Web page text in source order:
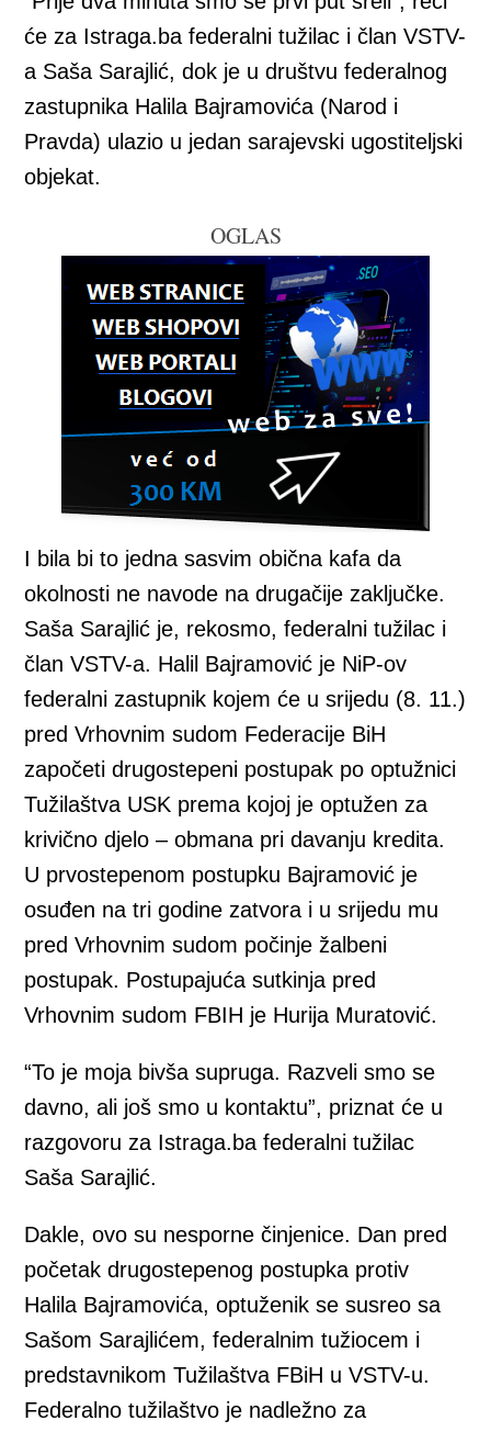
će za Istraga.ba federalni tužilac i član VSTV-
a Saša Sarajlić, dok je u društvu federalnog
zastupnika Halila Bajramovića (Narod i
Pravda) ulazio u jedan sarajevski ugostiteljski
objekat.
OGLAS
I bila bi to jedna sasvim obična kafa da
okolnosti ne navode na drugačije zaključke.
Saša Sarajlić je, rekosmo, federalni tužilac i
član VSTV-a. Halil Bajramović je NiP-ov
federalni zastupnik kojem će u srijedu (8. 11.)
pred Vrhovnim sudom Federacije BiH
započeti drugostepeni postupak po optužnici
Tužilaštva USK prema kojoj je optužen za
krivično djelo – obmana pri davanju kredita.
U prvostepenom postupku Bajramović je
osuđen na tri godine zatvora i u srijedu mu
pred Vrhovnim sudom počinje žalbeni
postupak. Postupajuća sutkinja pred
Vrhovnim sudom FBIH je Hurija Muratović.
“To je moja bivša supruga. Razveli smo se
davno, ali još smo u kontaktu”, priznat će u
razgovoru za Istraga.ba federalni tužilac
Saša Sarajlić.
Dakle, ovo su nesporne činjenice. Dan pred
početak drugostepenog postupka protiv
Halila Bajramovića, optuženik se susreo sa
Sašom Sarajlićem, federalnim tužiocem i
predstavnikom Tužilaštva FBiH u VSTV-u.
Federalno tužilaštvo je nadležno za